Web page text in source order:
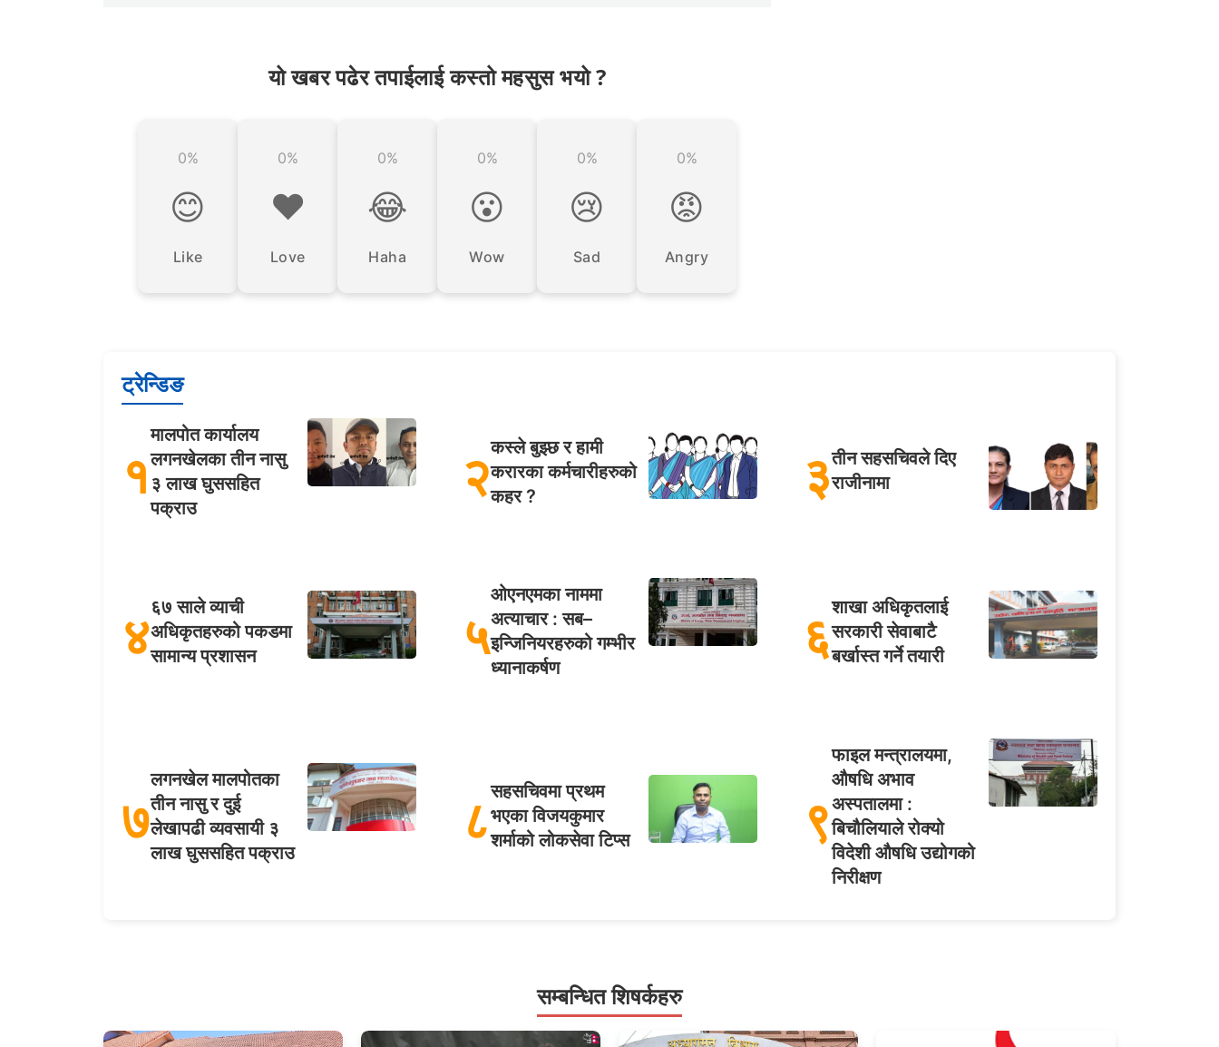
यो खबर पढेर तपाईलाई कस्तो महसुस भयो ?
0%
😊
Like
0%
❤️
Love
0%
😂
Haha
0%
😮
Wow
0%
😢
Sad
0%
😡
Angry
ट्रेन्डिङ
१
मालपोत कार्यालय
लगनखेलका तीन नासु
३ लाख घुससहित
पक्राउ
२कस्ले बुझ्छ र हामी
करारका कर्मचारीहरुको
कहर ?
३तीन सहसचिवले दिए
राजीनामा
४६७ साले व्याची
अधिकृतहरुको पकडमा
सामान्य प्रशासन
५
ओएनएमका नाममा
अत्याचार : सब–
इन्जिनियरहरुको गम्भीर
ध्यानाकर्षण
६शाखा अधिकृतलाई
सरकारी सेवाबाटै
बर्खास्त गर्ने तयारी
७
लगनखेल मालपोतका
तीन नासु र दुई
लेखापढी व्यवसायी ३
लाख घुससहित पक्राउ
८सहसचिवमा प्रथम
भएका विजयकुमार
शर्माको लोकसेवा टिप्स
९
फाइल मन्त्रालयमा,
औषधि अभाव
अस्पतालमा :
बिचौलियाले रोक्यो
विदेशी औषधि उद्योगको
निरीक्षण
सम्बन्धित शिषर्कहरु